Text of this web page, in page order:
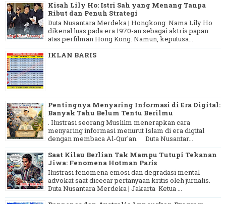
Kisah Lily Ho: Istri Sah yang Menang Tanpa
Ribut dan Penuh Strategi
Duta Nusantara Merdeka | Hongkong Nama Lily Ho
dikenal luas pada era 1970-an sebagai aktris papan
atas perfilman Hong Kong. Namun, keputusa...
IKLAN BARIS
Pentingnya Menyaring Informasi di Era Digital:
Banyak Tahu Belum Tentu Berilmu
. Ilustrasi seorang Muslilm menerapkan cara
menyaring informasi menurut Islam di era digital
dengan membaca Al-Qur'an. Duta Nusantar...
Saat Kilau Berlian Tak Mampu Tutupi Tekanan
Jiwa: Fenomena Hotman Paris
Ilustrasi fenomena emosi dan degradasi mental
advokat saat dicecar pertanyaan kritis oleh jurnalis.
Duta Nusantara Merdeka | Jakarta Ketua ...